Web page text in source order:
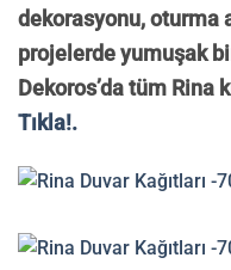
dekorasyonu, oturma
projelerde yumuşak
Dekoros’da tüm Rina
Tıkla!.